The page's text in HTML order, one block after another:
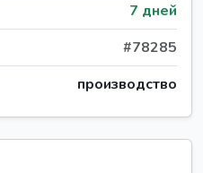
7 дней
#78285
производство